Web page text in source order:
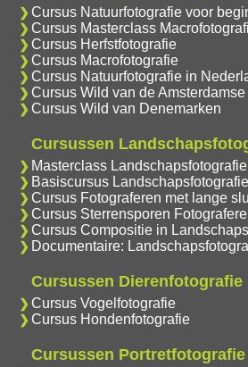
Cursus Natuurfotografie voor
Cursus Masterclass
Cursus Herfstfotografie
Cursus Macrofotografie
Cursus Natuurfotografie in
Cursus Wild van de
Cursus Wild van Denemarken
Cursussen
Masterclass Landschapsfotografie
Basiscursus Landschapsfotografie
Cursus Fotograferen met lange
Cursus Sterrensporen
Cursus Compositie in
Documentaire:
Cursussen Dierenfotografie
Cursus Vogelfotografie
Cursus Hondenfotografie
Cursussen Portretfotografie